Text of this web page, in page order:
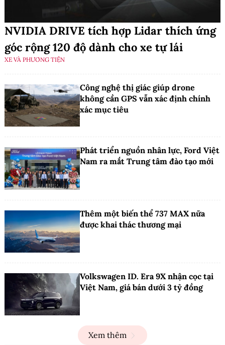
NVIDIA DRIVE tích hợp Lidar thích ứng
góc rộng 120 độ dành cho xe tự lái
XE VÀ PHƯƠNG TIỆN
Công nghệ thị giác giúp drone
không cần GPS vẫn xác định chính
xác mục tiêu
Phát triển nguồn nhân lực, Ford Việt
Nam ra mắt Trung tâm đào tạo mới
Thêm một biến thể 737 MAX nữa
được khai thác thương mại
Volkswagen ID. Era 9X nhận cọc tại
Việt Nam, giá bán dưới 3 tỷ đồng
Xem thêm